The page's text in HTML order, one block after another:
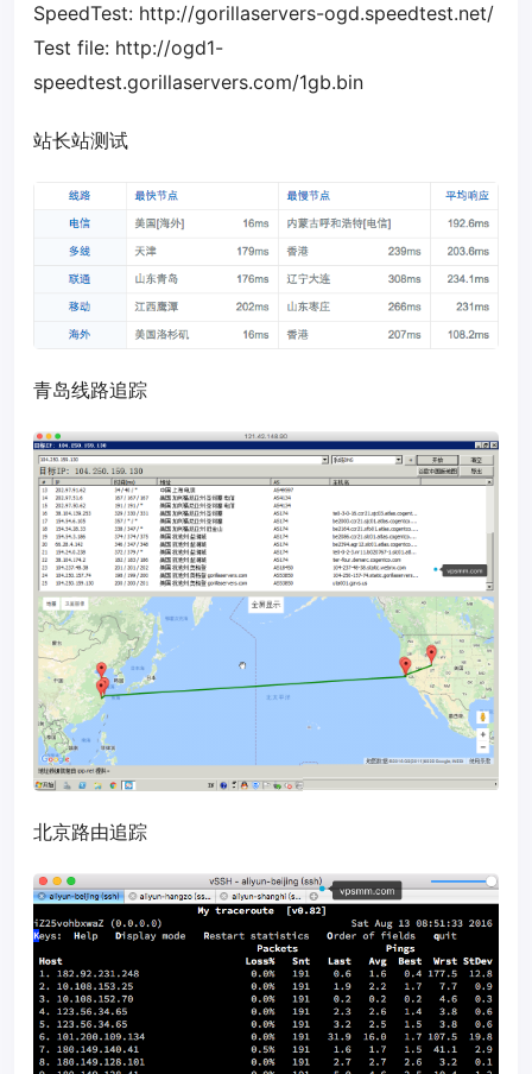
SpeedTest: http://gorillaservers-ogd.speedtest.net/
Test file: http://ogd1-
speedtest.gorillaservers.com/1gb.bin
站长站测试
青岛线路追踪
北京路由追踪